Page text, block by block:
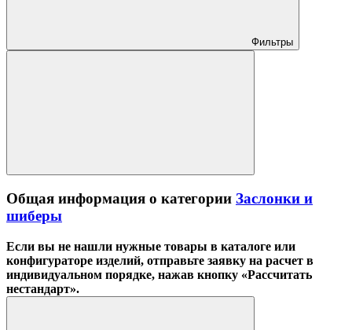
Фильтры
Общая информация о категории Заслонки и
шиберы
Если вы не нашли нужные товары в каталоге или
конфигураторе изделий, отправьте заявку на расчет в
индивидуальном порядке, нажав кнопку «Рассчитать
нестандарт».